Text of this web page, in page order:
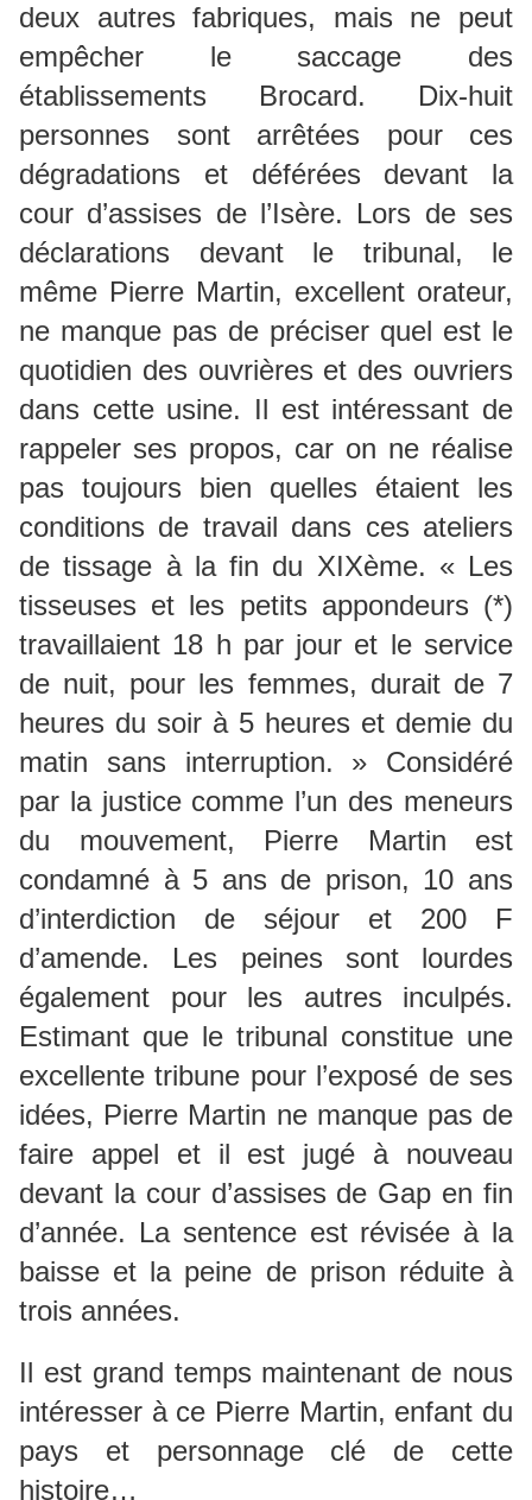
deux autres fabriques, mais ne peut
empêcher le saccage des
établissements Brocard. Dix-huit
personnes sont arrêtées pour ces
dégradations et déférées devant la
cour d’assises de l’Isère. Lors de ses
déclarations devant le tribunal, le
même Pierre Martin, excellent orateur,
ne manque pas de préciser quel est le
quotidien des ouvrières et des ouvriers
dans cette usine. Il est intéressant de
rappeler ses propos, car on ne réalise
pas toujours bien quelles étaient les
conditions de travail dans ces ateliers
de tissage à la fin du XIXème. « Les
tisseuses et les petits appondeurs (*)
travaillaient 18 h par jour et le service
de nuit, pour les femmes, durait de 7
heures du soir à 5 heures et demie du
matin sans interruption. » Considéré
par la justice comme l’un des meneurs
du mouvement, Pierre Martin est
condamné à 5 ans de prison, 10 ans
d’interdiction de séjour et 200 F
d’amende. Les peines sont lourdes
également pour les autres inculpés.
Estimant que le tribunal constitue une
excellente tribune pour l’exposé de ses
idées, Pierre Martin ne manque pas de
faire appel et il est jugé à nouveau
devant la cour d’assises de Gap en fin
d’année. La sentence est révisée à la
baisse et la peine de prison réduite à
trois années.
Il est grand temps maintenant de nous
intéresser à ce Pierre Martin, enfant du
pays et personnage clé de cette
histoire…